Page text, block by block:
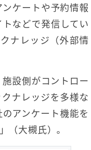
ケートや予約情報
などで発信してい
ナレッジ（外部情
設側がコントロー
ナレッジを多様な
アンケート機能を
大槻氏）。